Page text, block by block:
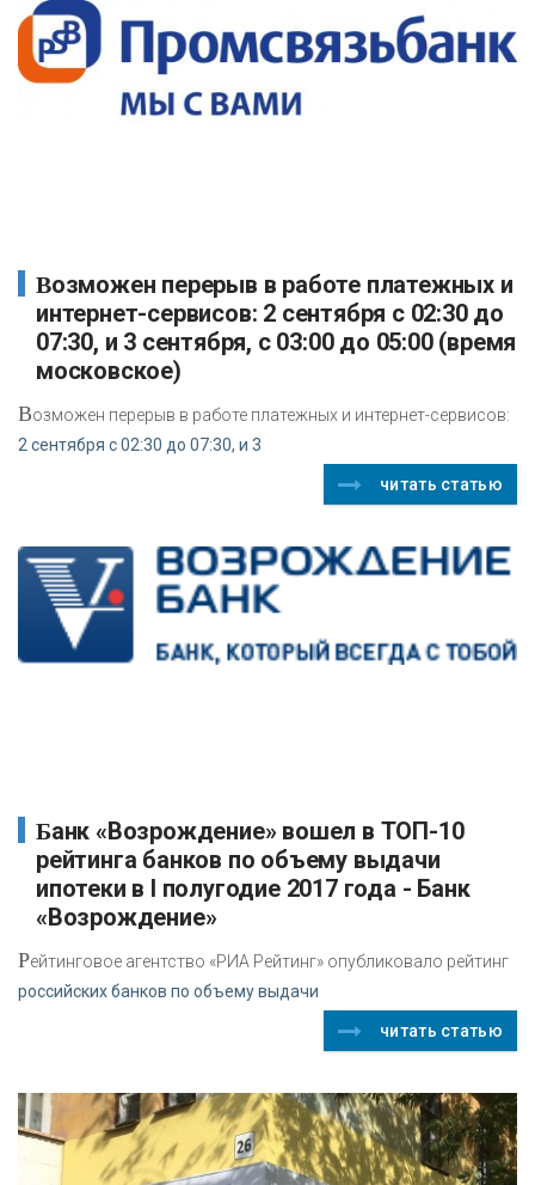
Возможен перерыв в работе платежных и
интернет-сервисов: 2 cентября с 02:30 до
07:30, и 3 сентября, с 03:00 до 05:00 (время
московское)
Возможен перерыв в работе платежных и интернет-сервисов:
2 cентября с 02:30 до 07:30, и 3
читать статью
Банк «Возрождение» вошел в ТОП-10
рейтинга банков по объему выдачи
ипотеки в I полугодие 2017 года - Банк
«Возрождение»
Рейтинговое агентство «РИА Рейтинг» опубликовало рейтинг
российских банков по объему выдачи
читать статью